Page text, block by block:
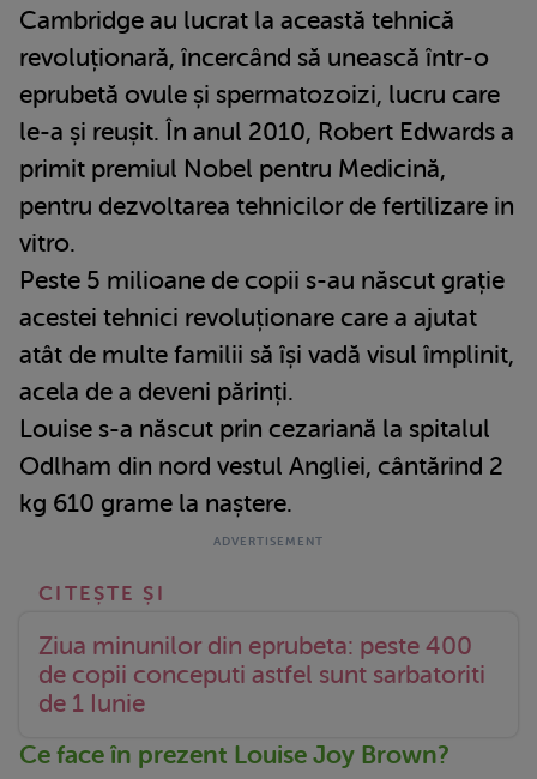
Cambridge au lucrat la această tehnică
revoluționară, încercând să unească într-o
eprubetă ovule și spermatozoizi, lucru care
le-a și reușit. În anul 2010, Robert Edwards a
primit premiul Nobel pentru Medicină,
pentru dezvoltarea tehnicilor de fertilizare in
vitro.
Peste 5 milioane de copii s-au născut grație
acestei tehnici revoluționare care a ajutat
atât de multe familii să își vadă visul împlinit,
acela de a deveni părinți.
Louise s-a născut prin cezariană la spitalul
Odlham din nord vestul Angliei, cântărind 2
kg 610 grame la naștere.
Ziua minunilor din eprubeta: peste 400
de copii conceputi astfel sunt sarbatoriti
de 1 Iunie
Ce face în prezent Louise Joy Brown?